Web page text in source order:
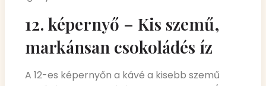
12. képernyő – Kis szemű,
markánsan csokoládés íz
A 12-es képernyőn a kávé a kisebb szemű